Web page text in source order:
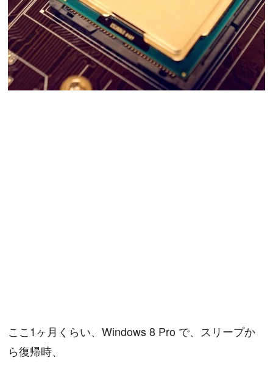
ここ1ヶ月くらい、Windows 8 Pro で、スリープか
ら復帰時、